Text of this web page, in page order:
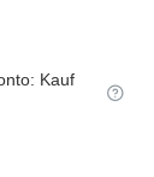
Kauf